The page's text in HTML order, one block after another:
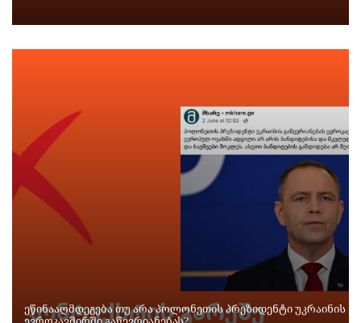
ეწინააღმდეგება თუ არა პოლონეთის პრეზიდენტი უკრაინის